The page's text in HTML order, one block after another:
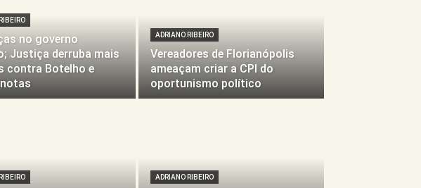
no governo
Justiça derruba mais
contra Botelho e
ADRIANO RIBEIRO
Vereadores de Florianópolis
ameaçam criar a CPI do
oportunismo político
ADRIANO RIBEIRO